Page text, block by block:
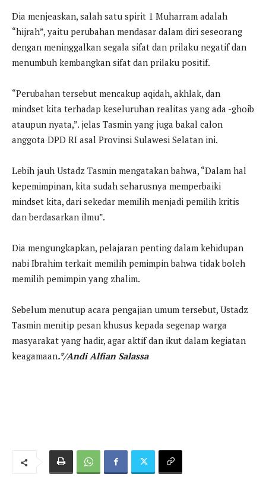
Dia menjeaskan, salah satu spirit 1 Muharram adalah
“hijrah”, yaitu perubahan mendasar dalam diri seseorang
dengan meninggalkan segala sifat dan prilaku negatif dan
menumbuh kembangkan sifat dan prilaku positif.
“Perubahan tersebut mencakup aqidah, akhlak, dan
mindset kita terhadap keseluruhan realitas yang ada -ghoib
ataupun nyata,”. jelas Tasmin yang juga bakal calon
anggota DPD RI asal Provinsi Sulawesi Selatan ini.
Lebih jauh Ustadz Tasmin mengatakan bahwa, “Dalam hal
kepemimpinan, kita sudah seharusnya memperbaiki
mindset kita, dari sekedar memilih menjadi pemilih kritis
dan berdasarkan ilmu”.
Dia mengungkapkan, pelajaran penting dalam kehidupan
nabi Ibrahim terkait memilih pemimpin bahwa tidak boleh
memilih pemimpin yang zhalim.
Sebelum menutup acara pengajian umum tersebut, Ustadz
Tasmin menitip pesan khusus kepada segenap warga
masyarakat yang hadir, agar aktif dan ikut dalam kegiatan
keagamaan.*/Andi Alfian Salassa